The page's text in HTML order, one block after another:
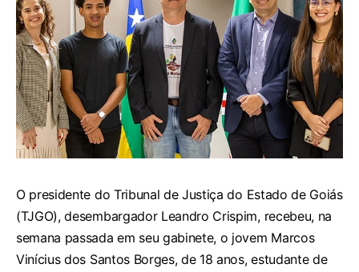
O presidente do Tribunal de Justiça do Estado de Goiás
(TJGO), desembargador Leandro Crispim, recebeu, na
semana passada em seu gabinete, o jovem Marcos
Vinícius dos Santos Borges, de 18 anos, estudante de